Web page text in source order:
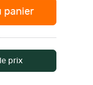
panier
prix